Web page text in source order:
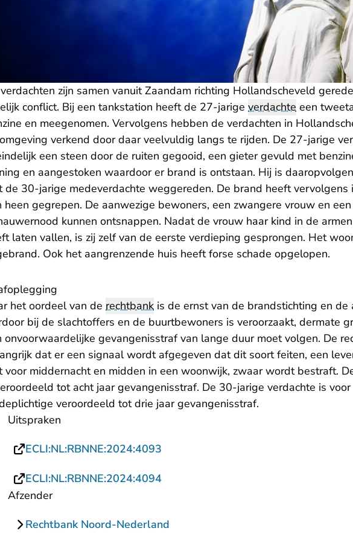
zijn samen vanuit Zaandam richting Hollandscheveld
conflict. Bij een tankstation heeft de 27-jarige verdachte een
en meegenomen. Vervolgens hebben de verdachten in
verkend door daar veelvuldig langs te rijden. De 27-jarige
een steen door de ruiten gegooid, een gieter gevuld met
en aangestoken waardoor er brand is ontstaan. Hij is
de 30-jarige medeverdachte weggereden. De brand heeft vervolgens
heen gegrepen. De aanwezige bewoners, een zwangere vrouw en
kunnen ontsnappen. Nadat de vrouw haar kind in de
laten vallen, is zij zelf van de eerste verdieping gesprongen. Het
Ook het aangrenzende huis heeft forse schade opgelopen.
het oordeel van de rechtbank is de ernst van de brandstichting en de
bij de slachtoffers en de buurtbewoners is veroorzaakt, dermate
onvoorwaardelijke gevangenisstraf van lange duur moet volgen. De
dat er een signaal wordt afgegeven dat dit soort feiten, een
voor middernacht en midden in een woonwijk, zwaar wordt bestraft.
tot acht jaar gevangenisstraf. De 30-jarige verdachte is
veroordeeld tot drie jaar gevangenisstraf.
Uitspraken
ECLI:NL:RBNNE:2024:4093
ECLI:NL:RBNNE:2024:4094- U verlaat Rechtspraak.nl
Afzender
Rechtbank Noord-Nederland